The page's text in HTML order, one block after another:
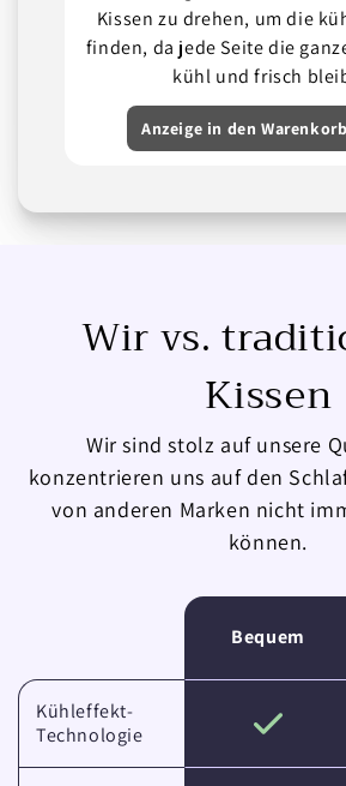
Kissen zu drehen, um die
finden, da jede Seite die
kühl und frisch
Anzeige in den
Wirvs.
Kissen
Wir sind stolz auf unsere
konzentrieren uns auf den
von anderen Marken nicht
können.
Bequem
Kühleffekt-
Technologie